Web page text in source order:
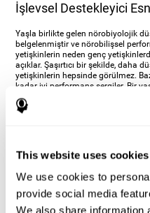
This website uses cookies
We use cookies to
provide social media
We also share information
İşlevsel Destekleyici
Yaşla birlikte gelen nörobiyolojik
belgelenmiştir ve nörobilişsel
yetişkinlerin neden genç
açıklar. Şaşırtıcı bir şekilde, daha
yetişkinlerin hepsinde görülmez.
kadar iyi performans sergiler. Bir
beklenmeyecek bu davranışsal
bilgi işlerken yüksek performanslı
aynı beyin bölgelerini
beyin bölgelerinin aşırı takviyesi
olarak ek bilişsel kaynakların
yoksunluklar ve düşük sinaptik
bilişsel ağlarını tekrardan organize
daha açığa çıkarır. Çalışmalar